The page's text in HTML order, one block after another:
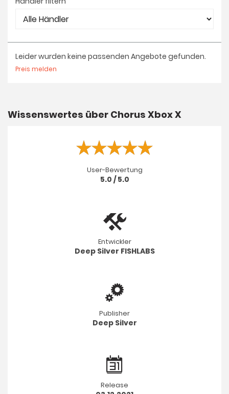
Leider wurden keine passenden Angebote gefunden.
Preis melden
Wissenswertes über Chorus Xbox X
User-Bewertung
5.0 / 5.0
Entwickler
Deep Silver FISHLABS
Publisher
Deep Silver
Release